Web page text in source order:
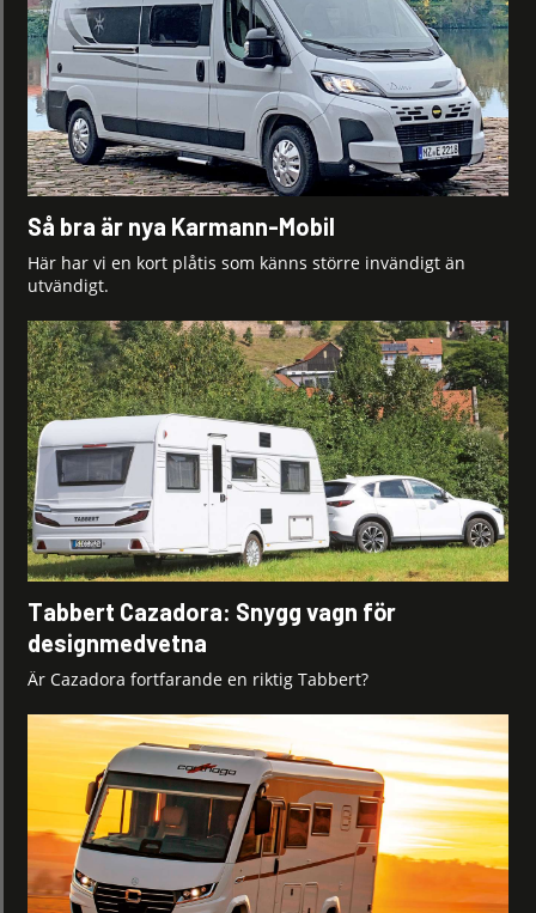
Så bra är nya Karmann-Mobil
Här har vi en kort plåtis som känns större invändigt än
utvändigt.
Tabbert Cazadora: Snygg vagn för
designmedvetna
Är Cazadora fortfarande en riktig Tabbert?